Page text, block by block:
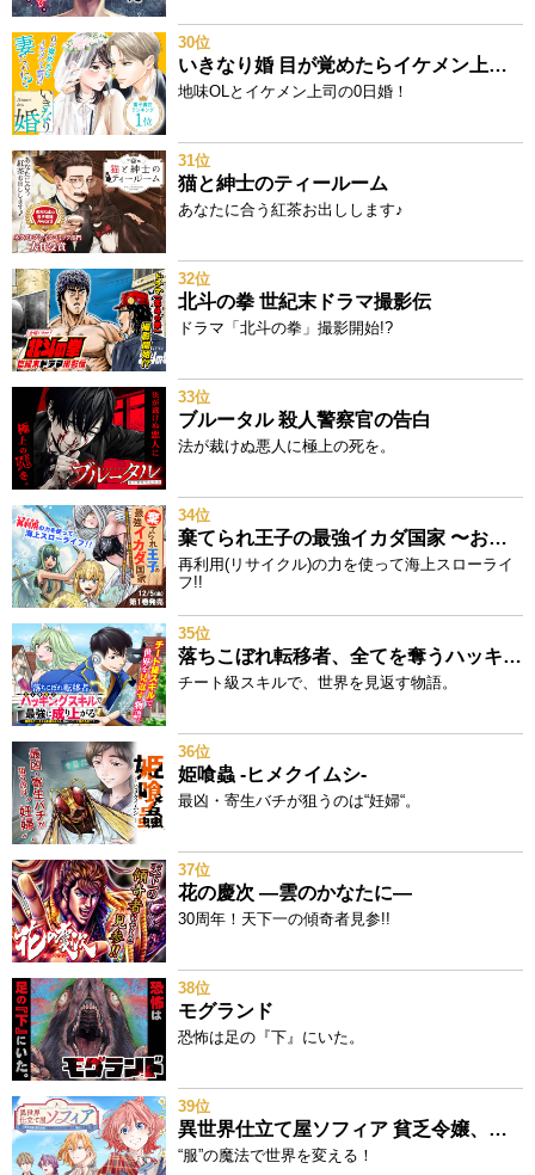
30位
いきなり婚 目が覚めたらイケメン上司の妻だった!?
地味OLとイケメン上司の0日婚！
31位
猫と紳士のティールーム
あなたに合う紅茶お出しします♪
32位
北斗の拳 世紀末ドラマ撮影伝
ドラマ「北斗の拳」撮影開始!?
33位
ブルータル 殺人警察官の告白
法が裁けぬ悪人に極上の死を。
34位
棄てられ王子の最強イカダ国家 〜お前はゴミだと追放されたので、無駄スキル【リサイクル】を使ってゴミ扱いされたモノたちで海上都市を築きます〜
再利用(リサイクル)の力を使って海上スローライ
フ!!
35位
落ちこぼれ転移者、全てを奪うハッキングスキルで最強に成り上がる ～最強ステータスも最強スキルも、触れただけで俺のものです～
チート級スキルで、世界を見返す物語。
36位
姫喰蟲 -ヒメクイムシ-
最凶・寄生バチが狙うのは“妊婦“。
37位
花の慶次 ―雲のかなたに―
30周年！天下一の傾奇者見参!!
38位
モグランド
恐怖は足の『下』にいた。
39位
異世界仕立て屋ソフィア 貧乏令嬢、現代知識で服を作ってみんなの暮らしを豊かにします
“服”の魔法で世界を変える！